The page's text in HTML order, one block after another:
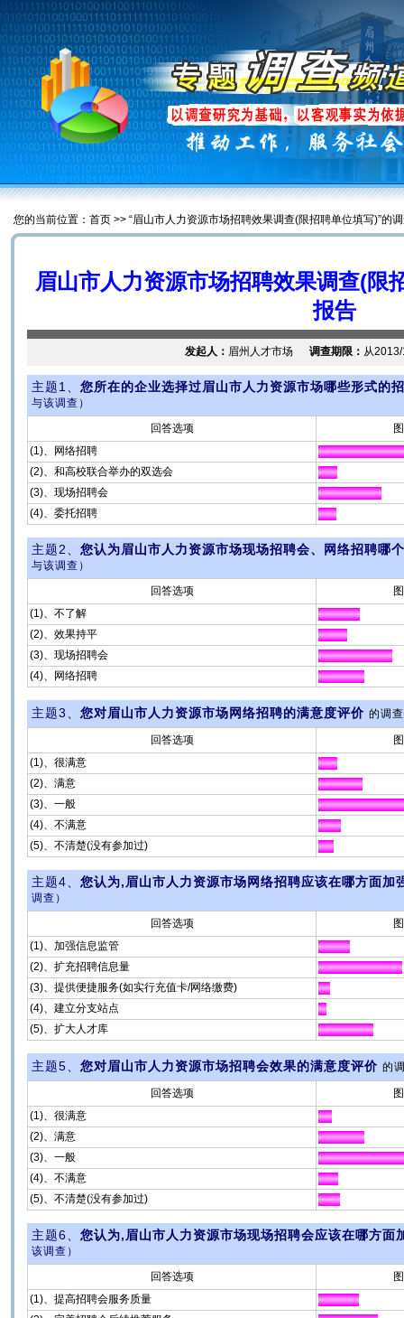
您的当前位置：首页 >> “眉山市人力资源市场招聘效果调查(限招聘单位填写)”的
眉山市人力资源市场招聘效果调查(限
报告
发起人： 眉州人才市场 调查期限： 从
主题1、 您所在的企业选择过眉山市人力资源市场哪些形式的
与该调查）
回答选项
(1)、网络招聘
(2)、和高校联合举办的双选会
(3)、现场招聘会
(4)、委托招聘
主题2、 您认为眉山市人力资源市场现场招聘会、网络招聘哪
与该调查）
回答选项
(1)、不了解
(2)、效果持平
(3)、现场招聘会
(4)、网络招聘
主题3、 您对眉山市人力资源市场网络招聘的满意度评价 的调
回答选项
(1)、很满意
(2)、满意
(3)、一般
(4)、不满意
(5)、不清楚(没有参加过)
主题4、 您认为,眉山市人力资源市场网络招聘应该在哪方面加
调查）
回答选项
(1)、加强信息监管
(2)、扩充招聘信息量
(3)、提供便捷服务(如实行充值卡/网络缴费)
(4)、建立分支站点
(5)、扩大人才库
主题5、 您对眉山市人力资源市场招聘会效果的满意度评价 的
回答选项
(1)、很满意
(2)、满意
(3)、一般
(4)、不满意
(5)、不清楚(没有参加过)
主题6、 您认为,眉山市人力资源市场现场招聘会应该在哪方面
该调查）
回答选项
(1)、提高招聘会服务质量